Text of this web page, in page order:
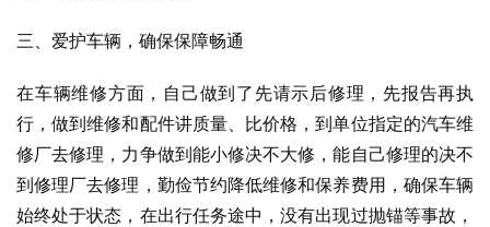
三、爱护车辆，确保保障畅通
在车辆维修方面，自己做到了先请示后修理，先报告再执
行，做到维修和配件讲质量、比价格，到单位指定的汽车维
修厂去修理，力争做到能小修决不大修，能自己修理的决不
到修理厂去修理，勤俭节约降低维修和保养费用，确保车辆
始终处于状态，在出行任务途中，没有出现过抛锚等事故，